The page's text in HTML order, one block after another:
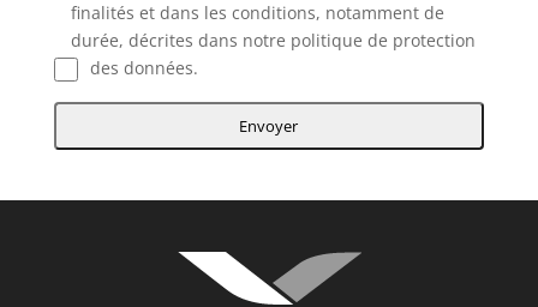
finalités et dans les conditions, notamment de
durée, décrites dans notre politique de protection
des données.